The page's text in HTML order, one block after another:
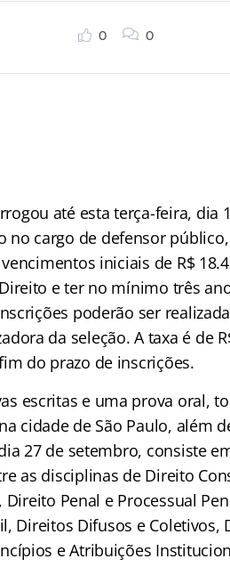
0 0
até esta terça-feira, dia
cargo de defensor
iniciais de R$
e ter no mínimo três
poderão ser
da seleção. A taxa é de
do prazo de inscrições.
escritas e uma prova oral,
cidade de São Paulo, além
27 de setembro, consiste
as disciplinas de Direito
Penal e Processual
Direitos Difusos e Coletivos,
e Atribuições